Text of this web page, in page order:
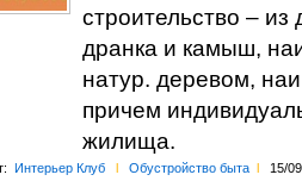
строительство –
дранка и камыш,
натур. деревом,
причем
жилища.
Интерьер Клуб l Обустройство быта l 15/